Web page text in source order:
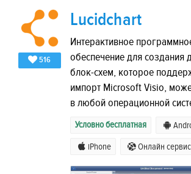
516
Lucidchart
Интерактивное
обеспечение для создания
блок-схем, которое
импорт Microsoft Visio,
в любой операционной
Условно бесплатная
iPhone Онлайн сервис